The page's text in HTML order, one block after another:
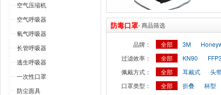
空气压缩机
空气呼吸器
氧气呼吸器
长管呼吸器
逃生呼吸器
一次性口罩
防尘面具
防毒口罩- 商品筛选
品牌： 全部 3M
过滤效率：
全部 KN90
佩戴方式：
全部 耳戴式
头
口罩类型：
全部 折叠 杯型